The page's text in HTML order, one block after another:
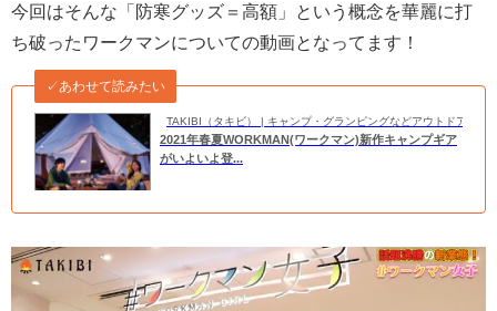
今回はそんな「防寒グッズ＝高額」という概念を華麗に打
ち破ったワークマンについての動画となってます！
TAKIBI（タキビ） | キャンプ・グランピングなどアウトドアの総
✓あわせて読みたい
2021年春夏WORKMAN(ワークマン)新作キャンプギア
がいよいよ登...